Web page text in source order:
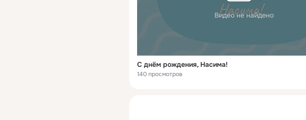
Видео не найдено
С днём рождения, Насима!
140 просмотров